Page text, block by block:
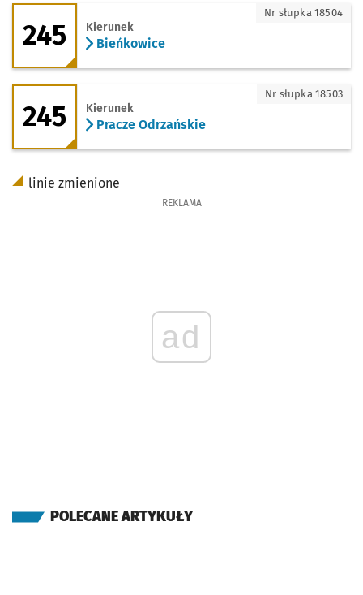
245 - kierunek Bieńkowice
245 Kierunek
Bieńkowice
Nr słupka 18504
245 - kierunek Pracze Odrzańskie
245 Kierunek
Pracze Odrzańskie
Nr słupka 18503
linie zmienione
REKLAMA
ad
POLECANE ARTYKUŁY